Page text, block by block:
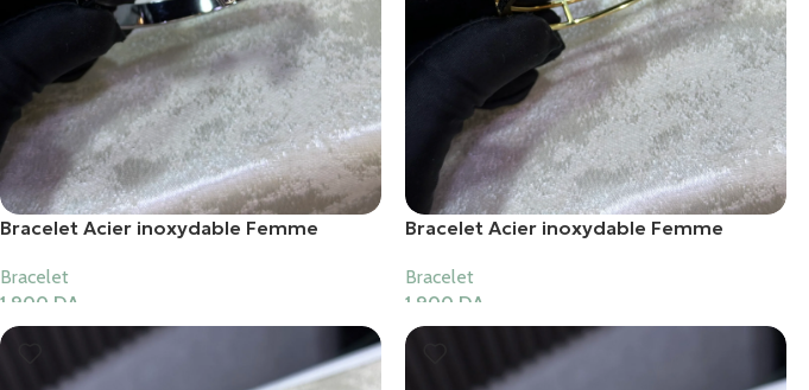
Bracelet Acier inoxydable Femme
Bracelet
1,900 DA
Ajouter Au Panier
Bracelet Acier inoxydable Femme
Bracelet
1,900 DA